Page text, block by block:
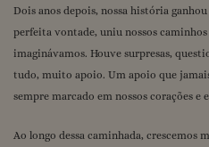
Dois anos depois, nossa história
perfeita vontade, uniu nossos
imaginávamos. Houve surpresas,
tudo, muito apoio. Um apoio que
sempre marcado em nossos corações e
Ao longo dessa caminhada, crescemos